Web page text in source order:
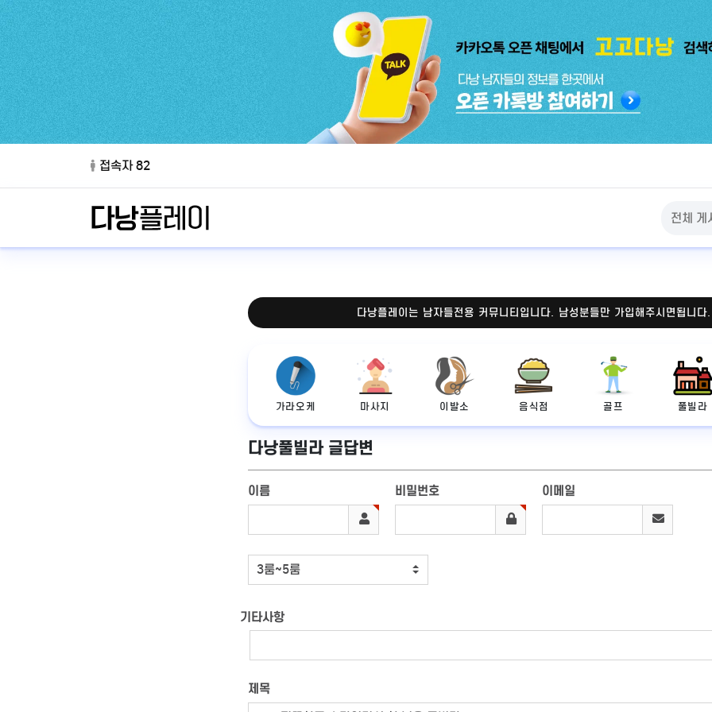
접속자 82
다낭플레이는 남자들전용 커뮤니티입니다. 남성분들만 가입해주시면됩니다.
가라오케 마사지 이발소 음식점 골프 풀빌라
다낭풀빌라 글답변
이름 비밀번호 이메일
기타사항
제목